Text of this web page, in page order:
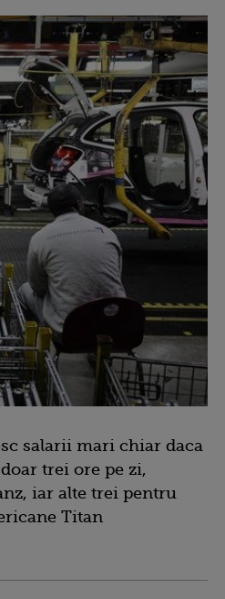
salarii mari chiar daca
trei ore pe zi,
iar alte trei pentru
Titan